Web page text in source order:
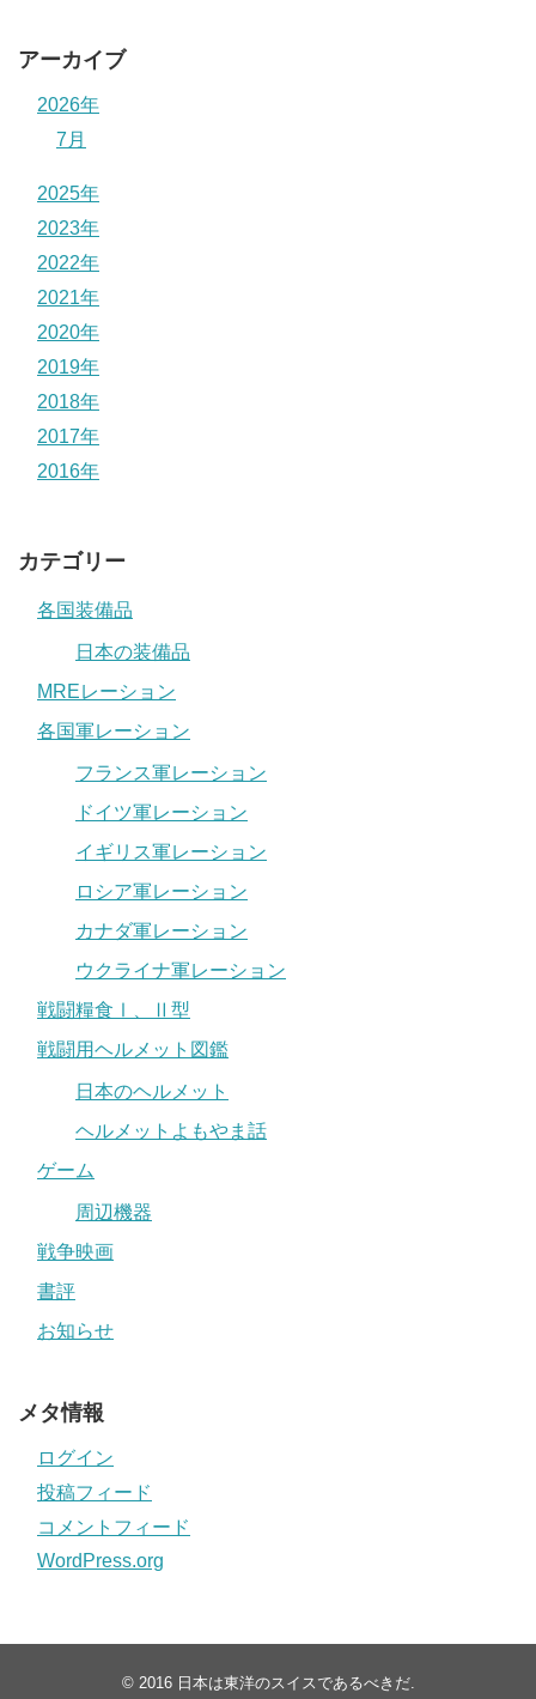
アーカイブ
2026年
7月
2025年
2023年
2022年
2021年
2020年
2019年
2018年
2017年
2016年
カテゴリー
各国装備品
日本の装備品
MREレーション
各国軍レーション
フランス軍レーション
ドイツ軍レーション
イギリス軍レーション
ロシア軍レーション
カナダ軍レーション
ウクライナ軍レーション
戦闘糧食Ⅰ、Ⅱ型
戦闘用ヘルメット図鑑
日本のヘルメット
ヘルメットよもやま話
ゲーム
周辺機器
戦争映画
書評
お知らせ
メタ情報
ログイン
投稿フィード
コメントフィード
WordPress.org
© 2016 日本は東洋のスイスであるべきだ.